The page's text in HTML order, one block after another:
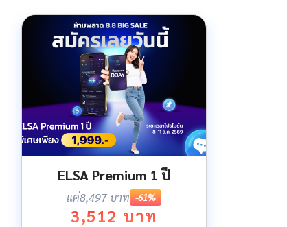
ELSA Premium 1 ปี
แค่8,497 บาท -61%
3,512 บาท